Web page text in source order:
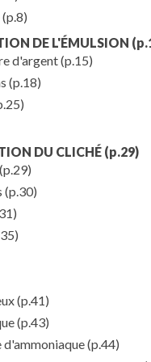
(p.8)
DE L'ÉMULSION
d'argent(p.15)
(p.18)
DU CLICHÉ (p.29)
(p.29)
(p.30)
(p.41)
(p.43)
d'ammoniaque(p.44)